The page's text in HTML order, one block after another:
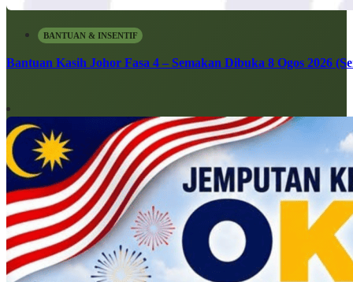
BANTUAN & INSENTIF
Bantuan Kasih Johor Fasa 4 – Semakan Dibuka 8 Ogos 2026